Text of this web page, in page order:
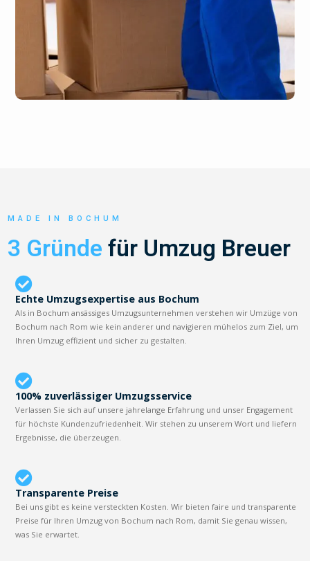
MADE IN BOCHUM
3 Gründe für Umzug Breuer
Echte Umzugsexpertise aus Bochum
Als in Bochum ansässiges Umzugsunternehmen verstehen wir Umzüge von
Bochum nach Rom wie kein anderer und navigieren mühelos zum Ziel, um
Ihren Umzug effizient und sicher zu gestalten.
100% zuverlässiger Umzugsservice
Verlassen Sie sich auf unsere jahrelange Erfahrung und unser Engagement
für höchste Kundenzufriedenheit. Wir stehen zu unserem Wort und liefern
Ergebnisse, die überzeugen.
Transparente Preise
Bei uns gibt es keine versteckten Kosten. Wir bieten faire und transparente
Preise für Ihren Umzug von Bochum nach Rom, damit Sie genau wissen,
was Sie erwartet.